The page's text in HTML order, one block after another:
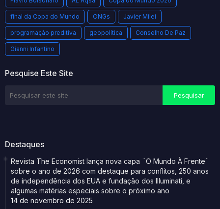
final da Copa do Mundo ONGs Javier Milei
programação preditiva geopolítica Conselho De Paz
Gianni Infantino
Pesquise Este Site
Destaques
Revista The Economist lança nova capa ¨O Mundo À Frente¨
sobre o ano de 2026 com destaque para conflitos, 250 anos
de independência dos EUA e fundação dos Illuminati, e
algumas matérias especiais sobre o próximo ano
14 de novembro de 2025